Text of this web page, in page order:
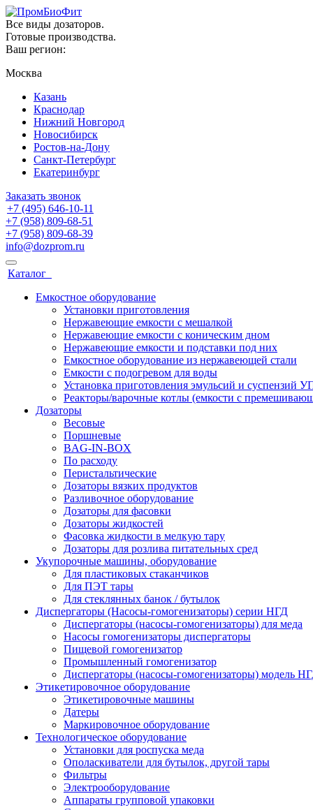
Все виды дозаторов.
Готовые производства.
Ваш регион:
Москва
Казань
Краснодар
Нижний Новгород
Новосибирск
Ростов-на-Дону
Санкт-Петербург
Екатеринбург
Заказать звонок
+7 (495) 646-10-11
+7 (958) 809-68-51
+7 (958) 809-68-39
info@dozprom.ru
Каталог
Емкостное оборудование
Установки приготовления
Нержавеющие емкости с мешалкой
Нержавеющие емкости с коническим дном
Нержавеющие емкости и подставки под них
Емкостное оборудование из нержавеющей стали
Емкости с подогревом для воды
Установка приготовления эмульсий и суспензий
Реакторы/варочные котлы (емкости с
Дозаторы
Весовые
Поршневые
BAG-IN-BOX
По расходу
Перистальтические
Дозаторы вязких продуктов
Разливочное оборудование
Дозаторы для фасовки
Дозаторы жидкостей
Фасовка жидкости в мелкую тару
Дозаторы для розлива питательных сред
Укупорочные машины, оборудование
Для пластиковых стаканчиков
Для ПЭТ тары
Для стеклянных банок / бутылок
Диспергаторы (Насосы-гомогенизаторы) серии НГД
Диспергаторы (насосы-гомогенизаторы) для меда
Насосы гомогенизаторы диспергаторы
Пищевой гомогенизатор
Промышленный гомогенизатор
Диспергаторы (насосы-гомогенизаторы) модель
Этикетировочное оборудование
Этикетировочные машины
Датеры
Маркировочное оборудование
Технологическое оборудование
Установки для роспуска меда
Ополаскиватели для бутылок, другой тары
Фильтры
Электрооборудование
Аппараты групповой упаковки